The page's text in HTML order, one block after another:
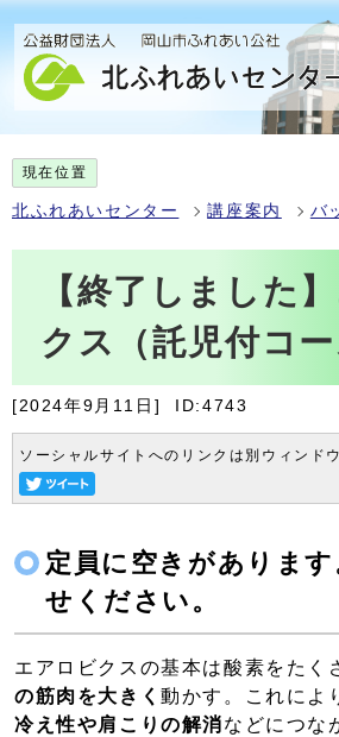
現在位置
北ふれあいセンター 講座案内 バ
【終了しました
クス（託児付コー
[2024年9月11日] ID:4743
ソーシャルサイトへのリンクは別ウィンド
定員に空きがありま
せください。
エアロビクスの基本は酸素をたく
の筋肉を大きく動かす。これによ
冷え性や肩こりの解消などにつな